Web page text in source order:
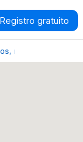
Registro gratuito
museos y otros